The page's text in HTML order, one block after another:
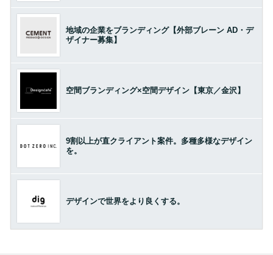
地域の企業をブランディング【外部ブレーン AD・デ
ザイナー募集】
空間ブランディング×空間デザイン【東京／金沢】
9割以上が直クライアント案件。多種多様なデザイン
を。
デザインで世界をより良くする。